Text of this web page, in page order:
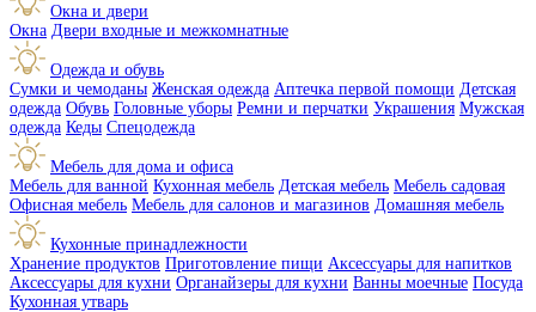
Окна и двери
Окна Двери входные и межкомнатные
Одежда и обувь
Сумки и чемоданы Женская одежда Аптечка первой помощи Детская
одежда Обувь Головные уборы Ремни и перчатки Украшения Мужская
одежда Кеды Спецодежда
Мебель для дома и офиса
Мебель для ванной Кухонная мебель Детская мебель Мебель садовая
Офисная мебель Мебель для салонов и магазинов Домашняя мебель
Кухонные принадлежности
Хранение продуктов Приготовление пищи Аксессуары для напитков
Аксессуары для кухни Органайзеры для кухни Ванны моечные Посуда
Кухонная утварь